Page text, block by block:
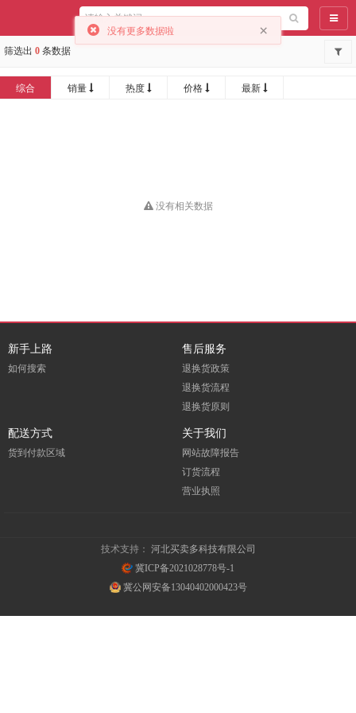
导航
筛选出 0 条数据
综合 销量 热度 价格 最新
没有相关数据
新手上路
如何搜索
售后服务
退换货政策
退换货流程
退换货原则
配送方式
货到付款区域
关于我们
网站故障报告
订货流程
营业执照
技术支持： 河北买卖多科技有限公司
冀ICP备2021028778号-1
冀公网安备13040402000423号
×
没有更多数据啦